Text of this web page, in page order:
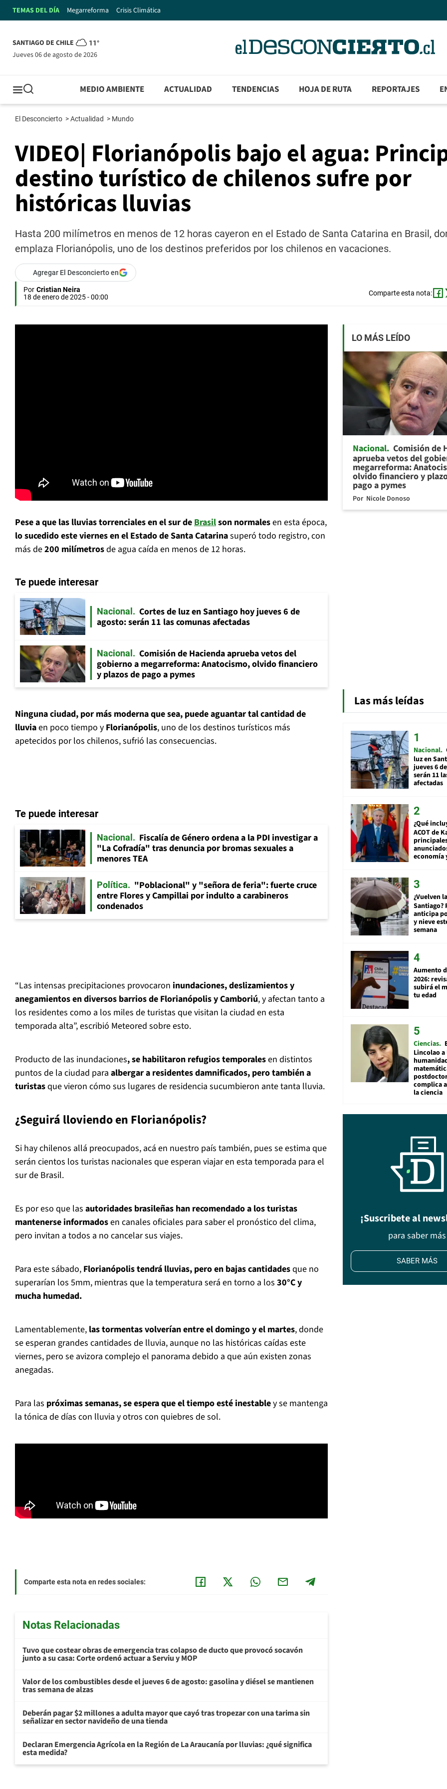
TEMAS DEL DÍA Megarreforma Crisis Climática
SANTIAGO DE CHILE 11°
jueves 06 de agosto de 2026
MEDIO AMBIENTE ACTUALIDAD TENDENCIAS HOJA DE RUTA REPORTAJES
El Desconcierto >Actualidad > Mundo
VIDEO| Florianópolis bajo el agua:
destino turístico de chilenos sufre por
históricas lluvias
Hasta 200 milímetros en menos de 12 horas cayeron en el Estado de Santa Catarina en Brasil,
emplaza Florianópolis, uno de los destinos preferidos por los chilenos en vacaciones.
Agregar El Desconcierto en
Por Cristian Neira
18 de enero de 2025 - 00:00
Comparte esta nota:
Pese a que las lluvias torrenciales en el sur deBrasilson normalesen esta época,
lo sucedido este viernes en el Estado de Santa Catarinasuperó todo registro, con
más de200 milímetrosde agua caída en menos de 12 horas.
Te puede interesar
Nacional
Cortes de luz en Santiago hoy jueves 6 de
agosto: serán 11 las comunas afectadas
Nacional
Comisión de Hacienda aprueba vetos del
gobierno a megarreforma: Anatocismo, olvido financiero
y plazos de pago a pymes
Ninguna ciudad, por más moderna que sea, puede aguantar tal cantidad de
lluviaen poco tiempo y Florianópolis, uno de los destinos turísticos más
apetecidos por los chilenos, sufrió las consecuencias.
Te puede interesar
Nacional
Fiscalía de Género ordena a la PDI investigar a
"La Cofradía" tras denuncia por bromas sexuales a
menores TEA
Política
"Poblacional" y "señora de feria": fuerte cruce
entre Flores y Campillai por indulto a carabineros
condenados
“Las intensas precipitaciones provocaron inundaciones, deslizamientos y
anegamientos en diversos barrios de Florianópolis y Camboriú, y afectan tanto a
los residentes como a los miles de turistas que visitan la ciudad en esta
temporada alta”, escribió Meteored sobre esto.
Producto de las inundaciones, se habilitaron refugios temporalesen distintos
puntos de la ciudad para albergar a residentes damnificados, pero también a
turistasque vieron cómo sus lugares de residencia sucumbieron ante tanta lluvia.
¿Seguirá lloviendo en Florianópolis?
Si hay chilenos allá preocupados, acá en nuestro país también, pues se estima que
serán cientos los turistas nacionales que esperan viajar en esta temporada para el
sur de Brasil.
Es por eso que las autoridades brasileñas han recomendado a los turistas
mantenerse informadosen canales oficiales para saber el pronóstico del clima,
pero invitan a todos a no cancelar sus viajes.
Para este sábado, Florianópolis tendrá lluvias, pero en bajas cantidadesque no
superarían los 5mm, mientras que la temperatura será en torno a los 30°C y
mucha humedad.
Lamentablemente, las tormentas volverían entre el domingo y el martes, donde
se esperan grandes cantidades de lluvia, aunque no las históricas caídas este
viernes, pero se avizora complejo el panorama debido a que aún existen zonas
anegadas.
Para las próximas semanas, se espera que el tiempo esté inestabley se mantenga
la tónica de días con lluvia y otros con quiebres de sol.
Comparte esta nota en redes sociales:
Notas Relacionadas
Tuvo que costear obras de emergencia tras colapso de ducto que provocó socavón
junto a su casa: Corte ordenó actuar a Serviu y MOP
Valor de los combustibles desde el jueves 6 de agosto: gasolina y diésel se mantienen
tras semana de alzas
Deberán pagar $2 millones a adulta mayor que cayó tras tropezar con una tarima sin
señalizar en sector navideño de una tienda
Declaran Emergencia Agrícola en la Región de La Araucanía por lluvias: ¿qué significa
esta medida?
LO MÁS LEÍDO
Nacional Comisión de
aprueba vetos del
megarreforma:
olvido financiero y
pago a pymes
Por Nicole Donoso
Las más leídas
Nacional
luz en
jueves 6
serán 11
afectadas
¿Qué
ACOT de
economía
¿Vuelven
Santiago?
anticipa
y nieve
semana
Aumento
2026:
subirá el
tu edad
Ciencias
Lincolao a
complica
la ciencia
¡Suscribete al
para saber más
SABER MÁS